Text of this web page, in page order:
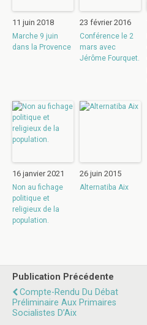
11 juin 2018
Marche 9 juin
dans la Provence
23 février 2016
Conférence le 2
mars avec
Jérôme Fourquet.
16 janvier 2021
Non au fichage
politique et
religieux de la
population.
26 juin 2015
Alternatiba Aix
Publication Précédente
Compte-Rendu Du Débat
Préliminaire Aux Primaires
Socialistes D’Aix